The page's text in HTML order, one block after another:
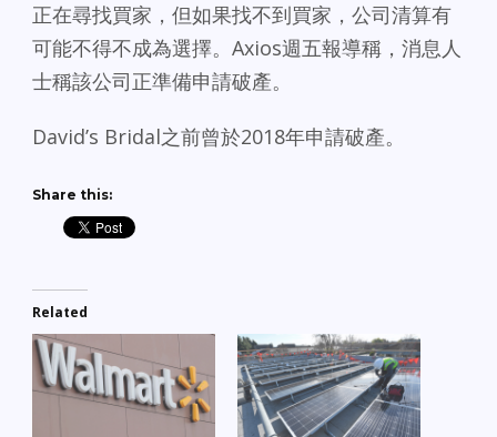
正在尋找買家，但如果找不到買家，公司清算有
可能不得不成為選擇。Axios週五報導稱，消息人
士稱該公司正準備申請破產。
David’s Bridal之前曾於2018年申請破產。
Share this:
Related